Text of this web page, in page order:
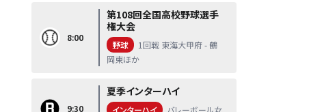
8:00
第108回全国高校野球選手
権大会
野球
1回戦 東海大甲府 - 鶴
岡東ほか
9:30
夏季インターハイ